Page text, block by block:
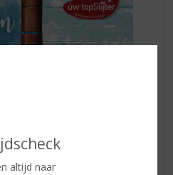
altijd naar